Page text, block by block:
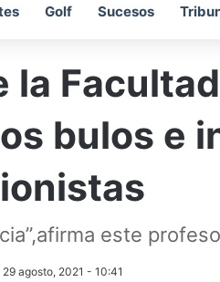
Golf Sucesos
la
bulos e
este
29 agosto, 2021 - 10:41